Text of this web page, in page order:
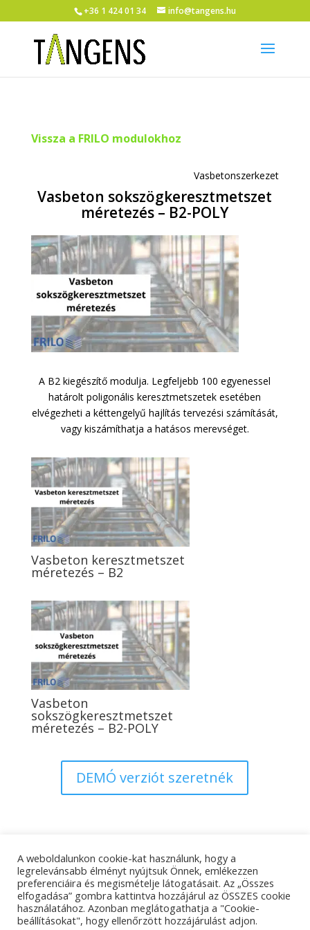
+36 1 424 01 34 info@tangens.hu
Vissza a FRILO modulokhoz
Vasbetonszerkezet
Vasbeton sokszögkeresztmetszet
méretezés – B2-POLY
A B2 kiegészítő modulja. Legfeljebb 100 egyenessel
határolt poligonális keresztmetszetek esetében
elvégezheti a kéttengelyű hajlítás tervezési számítását,
vagy kiszámíthatja a hatásos merevséget.
Vasbeton keresztmetszet
méretezés – B2
Vasbeton
sokszögkeresztmetszet
méretezés – B2-POLY
DEMÓ verziót szeretnék
Adatkezelési tájékoztató
Impresszum
Kapcsolat
A weboldalunkon cookie-kat használunk, hogy a
legrelevánsabb élményt nyújtsuk Önnek, emlékezzen
preferenciáira és megismételje látogatásait. Az „Összes
elfogadása” gombra kattintva hozzájárul az ÖSSZES cookie
használatához. Azonban meglátogathatja a "Cookie-
beállításokat", hogy ellenőrzött hozzájárulást adjon.